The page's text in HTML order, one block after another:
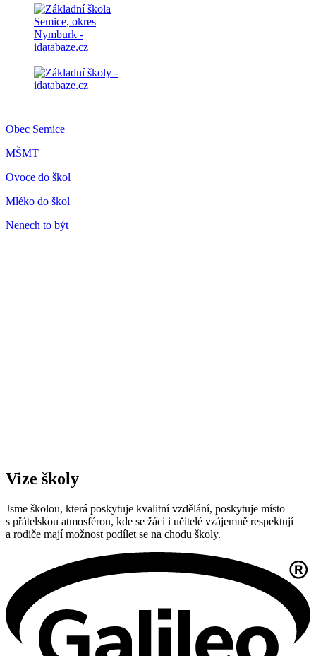
Obec Semice
MŠMT
Ovoce do škol
Mléko do škol
Nenech to být
Vize školy
Jsme školou, která poskytuje kvalitní vzdělání, poskytuje místo
s přátelskou atmosférou, kde se žáci i učitelé vzájemně respektují
a rodiče mají možnost podílet se na chodu školy.